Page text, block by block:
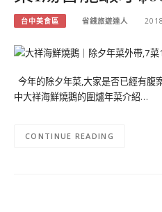
台中美食區 省錢旅遊達人
今年的除夕年菜,大家是否已經有腹
中大祥海鮮燒鵝的圍爐年菜介紹…
CONTINUE READING